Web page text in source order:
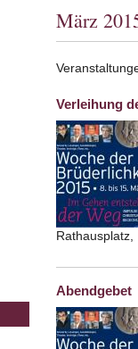
März
Verleihung
Abendgebet